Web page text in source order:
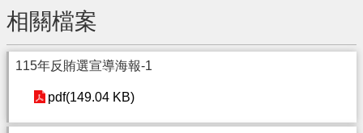
相關檔案
115年反賄選宣導海報-1
pdf(149.04 KB)